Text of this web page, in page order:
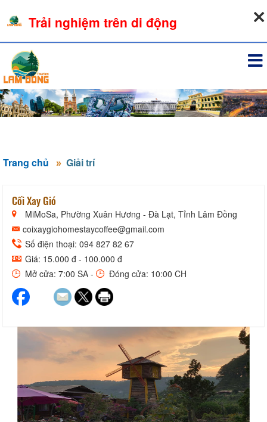
Trang chủ Giải trí
Cối Xay Gió
MiMoSa, Phường Xuân Hương - Đà Lạt, Tỉnh Lâm Đồng
coixaygiohomestaycoffee@gmail.com
Số điện thoại: 094 827 82 67
Giá: 15.000 đ - 100.000 đ
Mở cửa: 7:00 SA -
Đóng cửa: 10:00 CH
Trải nghiệm trên di động